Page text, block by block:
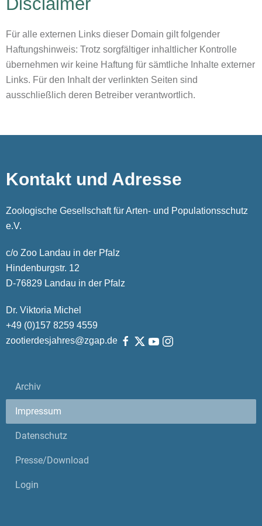
Für alle externen Links dieser Domain gilt folgender
Haftungshinweis: Trotz sorgfältiger inhaltlicher Kontrolle
übernehmen wir keine Haftung für sämtliche Inhalte externer
Links. Für den Inhalt der verlinkten Seiten sind
ausschließlich deren Betreiber verantwortlich.
Kontakt und Adresse
Zoologische Gesellschaft für Arten- und Populationsschutz
e.V.
c/o Zoo Landau in der Pfalz
Hindenburgstr. 12
D-76829 Landau in der Pfalz
Dr. Viktoria Michel
+49 (0)157 8259 4559
zootierdesjahres@zgap.de
Archiv
Impressum
Datenschutz
Presse/Download
Login